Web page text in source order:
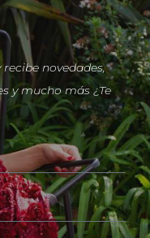
novedades,
y mucho más ¿Te